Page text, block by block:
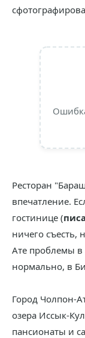
Ресторан
впечатление.
гостинице (
ничего съесть,
Ате проблемы в
нормально, в
Город Чолпон-
озера Иссык-
пансионаты и